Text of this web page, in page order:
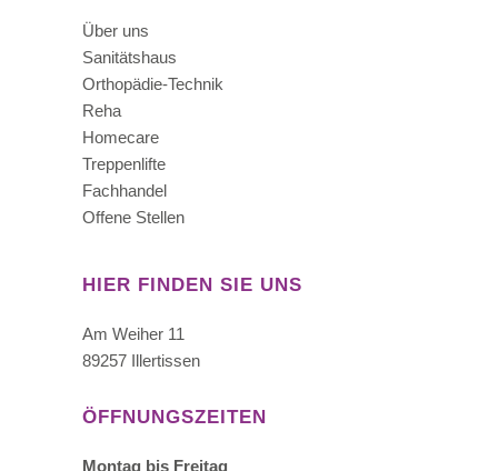
Über uns
Sanitätshaus
Orthopädie-Technik
Reha
Homecare
Treppenlifte
Fachhandel
Offene Stellen
HIER FINDEN SIE UNS
Am Weiher 11
89257 Illertissen
ÖFFNUNGSZEITEN
Montag bis Freitag